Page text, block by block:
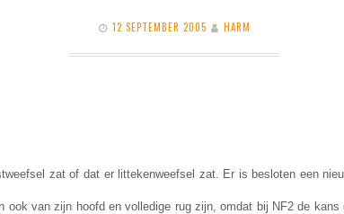
12 SEPTEMBER 2005 HARM
zat of dat er littekenweefsel zat. Er is besloten een
ook van zijn hoofd en volledige rug zijn, omdat bij NF2 de